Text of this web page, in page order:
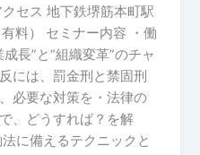
セス 地下鉄堺筋本町駅
料） セミナー内容 ・働
長”と“組織変革”のチャ
には、罰金刑と禁固刑
必要な対策を・法律の
、どうすれば？を解
に備えるテクニックと